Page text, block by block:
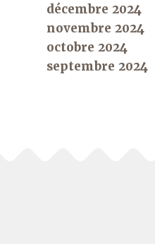
décembre 2024
novembre 2024
octobre 2024
septembre 2024